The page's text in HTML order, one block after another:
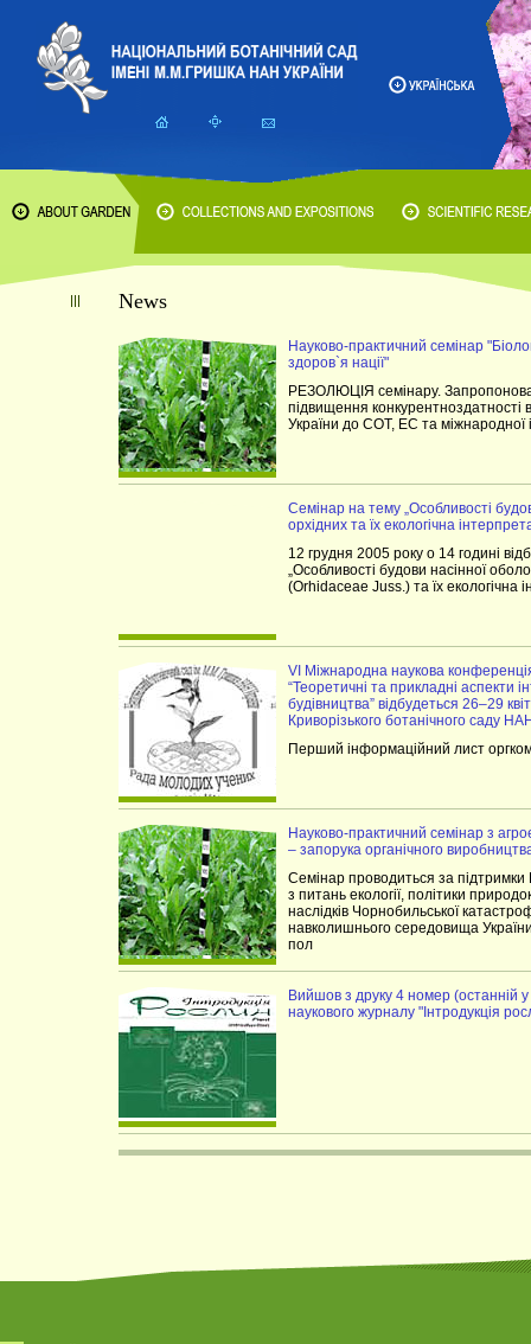
News
Науково-практичний семінар
здоров`я нації"
РЕЗОЛЮЦІЯ семінару.
підвищення конкурентноздатності
України до СОТ, ЕС та міжнародної
Cемінар на тему „Особливості
орхідних та їх екологічна
12 грудня 2005 року о 14 годині
„Особливості будови насінної
(Orhidaceae Juss.) та їх екологічна
VІ Міжнародна наукова
“Теоретичні та прикладні аспекти
будівництва” відбудеться 26–29
Криворізького ботанічного саду
Перший інформаційний лист
Науково-практичний семінар з
– запорука органічного
Семінар проводиться за підтримки
з питань екології, політики
наслідків Чорнобильської
навколишнього середовища
пол
Вийшов з друку 4 номер (останній
наукового журналу "Інтродукція